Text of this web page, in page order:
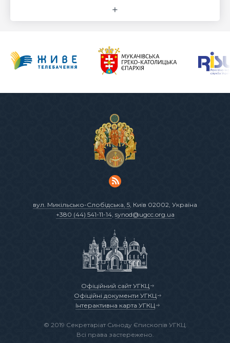
вул. Микільсько-Слобідська, 5 , Київ 02002, Україна
+380 (44) 541-11-14, synod@ugcc.org.ua
Офіційний сайт УГКЦ
Офіційні документи УГКЦ
Інтерактивна карта УГКЦ
© 2019 Секретаріат Синоду Єпископів УГКЦ.
Всі права застережено.